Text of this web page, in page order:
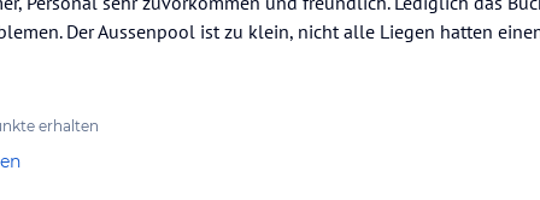
nicht nur, Sie wohnen. Das Interior-Design
und einer chicen Schlichtheit.
Ihnen im Urlaub ein warmes Gefühl des
Sie ausreichend Platz und können es sich
zeigt sich in liebvollen Details, klaren Linien
Der Aussenpool ist zu klein, nicht alle Liegen hatten
erhalten